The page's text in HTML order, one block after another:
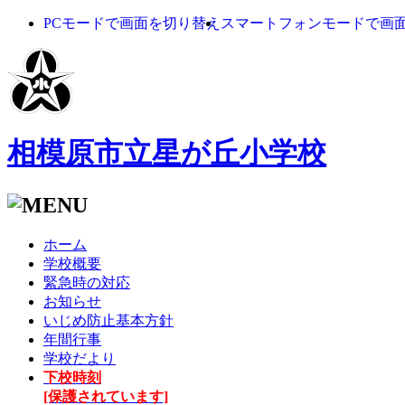
PCモードで画面を切り替え スマートフォンモードで画
相模原市立星が丘小学校
ホーム
学校概要
緊急時の対応
お知らせ
いじめ防止基本方針
年間行事
学校だより
下校時刻
[保護されています]